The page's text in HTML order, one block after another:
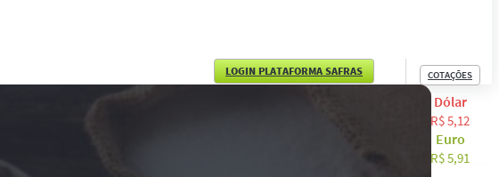
LOGIN PLATAFORMA SAFRAS COTAÇÕES
Dólar
R$ 5,12
Euro
R$ 5,91